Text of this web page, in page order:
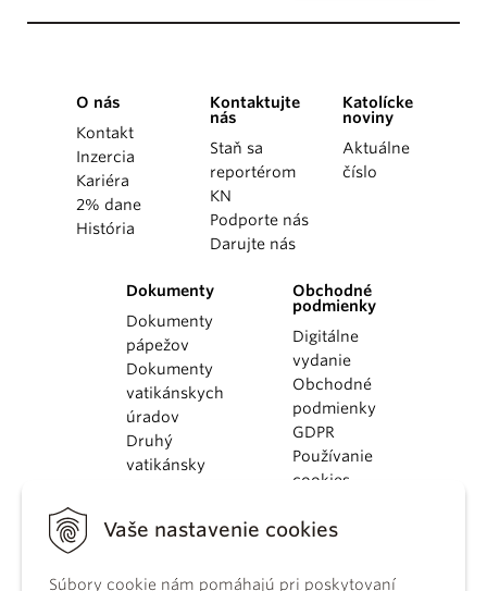
Vaše nastavenie cookies
Súbory cookie nám pomáhajú pri poskytovaní
O nás
Kontakt
Inzercia
Kariéra
2% dane
História
Kontaktujte
nás
Staň sa
reportérom
KN
Podporte nás
Darujte nás
Katolícke
noviny
Aktuálne
číslo
Dokumenty
Dokumenty
pápežov
Dokumenty
vatikánskych
úradov
Druhý
vatikánsky
KBS
kánonického
Obchodné
podmienky
Digitálne
vydanie
Obchodné
podmienky
GDPR
Používanie
cookies